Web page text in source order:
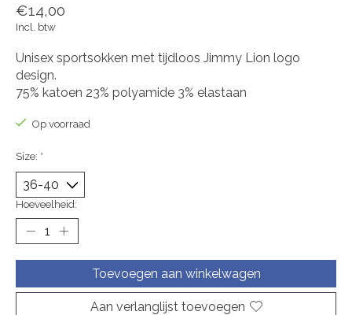
€14,00
Incl. btw
Unisex sportsokken met tijdloos Jimmy Lion logo
design.
75% katoen 23% polyamide 3% elastaan
Op voorraad
Size: *
Hoeveelheid:
Toevoegen aan winkelwagen
Aan verlanglijst toevoegen